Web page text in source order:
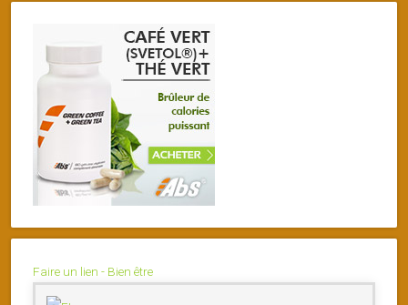
Faire un lien - Bien être